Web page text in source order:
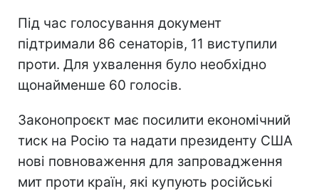
Під час голосування документ
підтримали 86 сенаторів, 11 виступили
проти. Для ухвалення було необхідно
щонайменше 60 голосів.
Законопроєкт має посилити економічний
тиск на Росію та надати президенту США
нові повноваження для запровадження
мит проти країн, які купують російські